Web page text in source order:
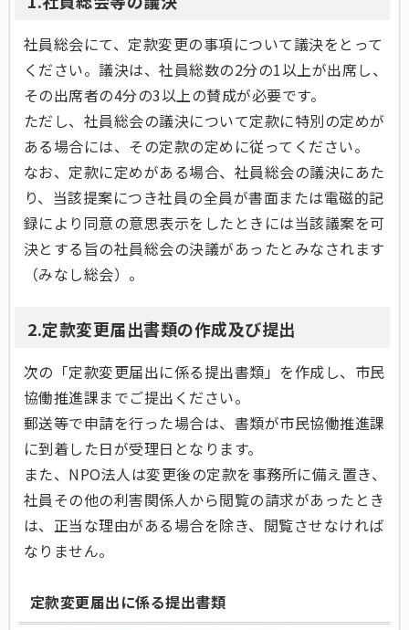
社員総会にて、定款変更の事項について議決をとって
ください。議決は、社員総数の2分の1以上が出席し、
その出席者の4分の3以上の賛成が必要です。
ただし、社員総会の議決について定款に特別の定めが
ある場合には、その定款の定めに従ってください。
なお、定款に定めがある場合、社員総会の議決にあた
り、当該提案につき社員の全員が書面または電磁的記
録により同意の意思表示をしたときには当該議案を可
決とする旨の社員総会の決議があったとみなされます
（みなし総会）。
2.定款変更届出書類の作成及び提出
次の「定款変更届出に係る提出書類」を作成し、市民
協働推進課までご提出ください。
郵送等で申請を行った場合は、書類が市民協働推進課
に到着した日が受理日となります。
また、NPO法人は変更後の定款を事務所に備え置き、
社員その他の利害関係人から閲覧の請求があったとき
は、正当な理由がある場合を除き、閲覧させなければ
なりません。
定款変更届出に係る提出書類